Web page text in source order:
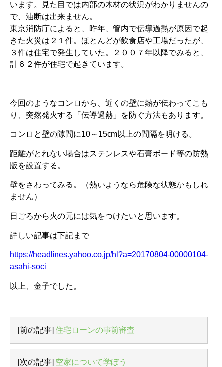
います。見た目では内部の木材の状況がわかりませんの
で、油断は出来ません。
東京消防庁によると、昨年、管内で伝導過熱が原因で起
きた火災は２１件。ほとんどが飲食店や工場だったが、
３件は住宅で発生していた。２００７年以降でみると、
計６２件が住宅で起きています。
今回のようなコンロから、近くの壁に熱が伝わってこも
り、突然発火する「伝導過熱」を防ぐ方法もあります。
コンロと壁の隙間に10～15cm以上の間隔を明ける。
距離がとれない場合はステンレスや石膏ボード等の防熱
版を設置する。
壁をさわってみる。（熱いようなら危険な状態かもしれ
ません）
日ごろから火の元には気をつけたいと思います。
詳しい記事は下記まで
https://headlines.yahoo.co.jp/hl?a=20170804-00000104-
asahi-soci
以上、金子でした。
[前の記事] 住宅ローンの事前審査
[次の記事] 空家について学ぼう